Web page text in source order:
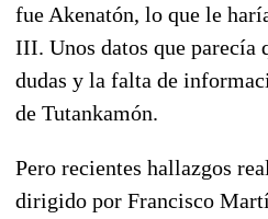
fue Akenatón, lo que le
III. Unos datos que parecía
dudas y la falta de
de Tutankamón.
Pero recientes hallazgos
dirigido por Francisco